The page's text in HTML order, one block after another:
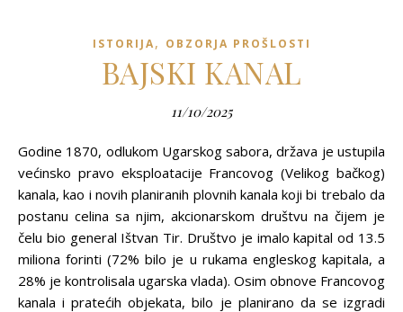
ISTORIJA, OBZORJA PROŠLOSTI
BAJSKI KANAL
11/10/2025
Godine 1870, odlukom Ugarskog sabora, država je ustupila
većinsko pravo eksploatacije Francovog (Velikog bačkog)
kanala, kao i novih planiranih plovnih kanala koji bi trebalo da
postanu celina sa njim, akcionarskom društvu na čijem je
čelu bio general Ištvan Tir. Društvo je imalo kapital od 13.5
miliona forinti (72% bilo je u rukama engleskog kapitala, a
28% je kontrolisala ugarska vlada). Osim obnove Francovog
kanala i pratećih objekata, bilo je planirano da se izgradi